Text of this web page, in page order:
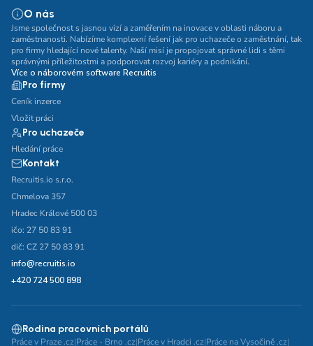
O nás
Jsme společnost s jasnou vizí a zaměřením na inovace v oblasti náboru a
zaměstnanosti. Nabízíme komplexní řešení jak pro uchazeče o zaměstnání, tak
pro firmy hledající nové talenty. Naší misí je propojovat správné lidi s těmi
správnými příležitostmi a podporovat rozvoj kariéry a podnikání.
Více o náborovém software Recruitis
Pro firmy
Ceník inzerce
Vložit práci
Pro uchazeče
Hledání práce
Kontakt
Recruitis.io s.r.o.
Chmelova 357
Hradec Králové 500 03
ičo: 27 50 83 91
dič: CZ 27 50 83 91
info@recruitis.io
+420 724 500 898
Rodina pracovních portálů
Práce v Praze .cz|Práce - Brno .cz|Práce v Hradci .cz|Práce na Vysočině .cz|